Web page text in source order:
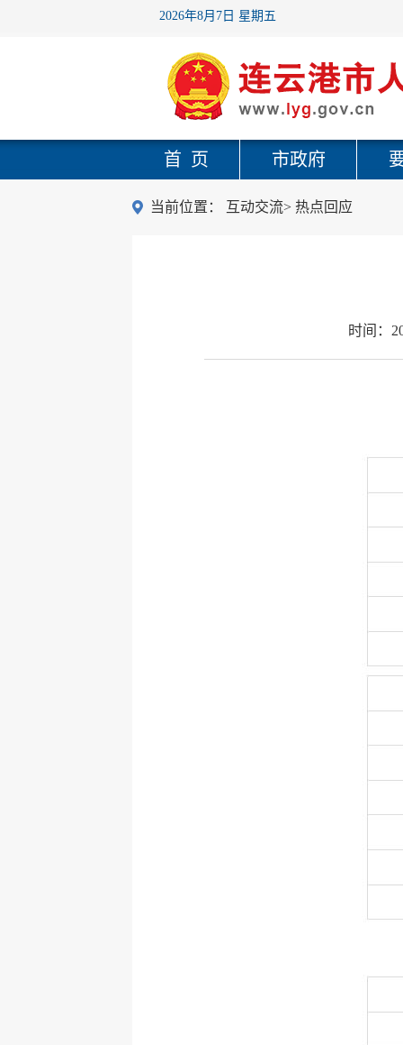
2026年8月7日 星期五
首 页 市政府
当前位置： 互动交流> 热点回应
时间：